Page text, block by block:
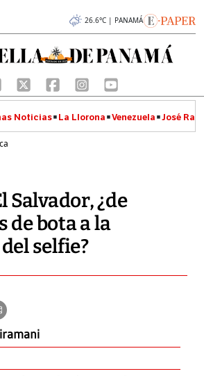
26.6°C | PANAMÁ
Noticias La Llorona Venezuela José
Salvador, ¿de
de bota a la
selfie?